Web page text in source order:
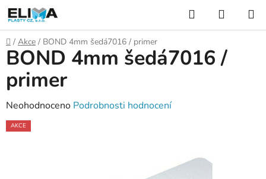
Přejít
na
obsah
Hledat
KOŠÍK
Domů
/ Akce / BOND 4mm šedá7016 / primer
BOND 4mm šedá7016 /
primer
Průměrné
hodnocení
Neohodnoceno Podrobnosti hodnocení
AKCE